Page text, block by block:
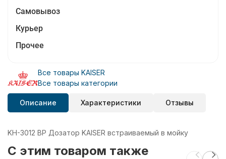
Самовывоз
Курьер
Прочее
Все товары KAISER
Все товары категории
Описание Характеристики Отзывы
KH-3012 BP Дозатор KAISER встраиваемый в мойку
C этим товаром также